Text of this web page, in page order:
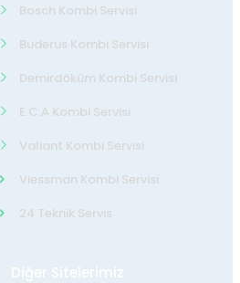
Bosch Kombi Servisi
Buderus Kombi Servisi
Demirdöküm Kombi Servisi
E.C.A Kombi Servisi
Valiant Kombi Servisi
Viessman Kombi Servisi
24 Teknik Servis
Diğer Sitelerimiz